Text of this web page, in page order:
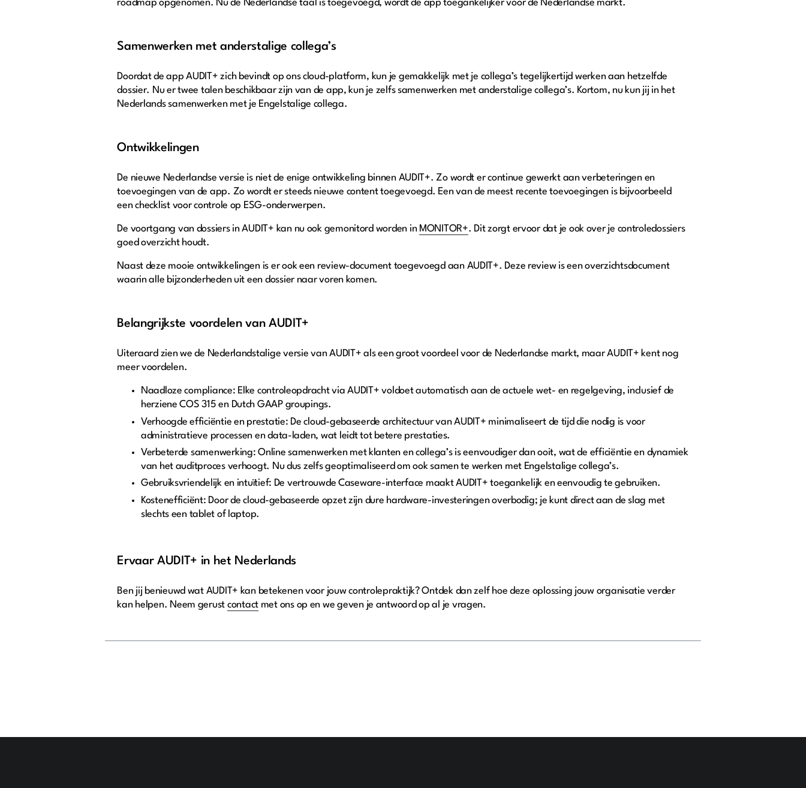
roadmap opgenomen. Nu de Nederlandse taal is toegevoegd, wordt de app toegankelijker voor de Nederlandse markt.
Samenwerken met anderstalige collega’s
Doordat de app AUDIT+ zich bevindt op ons cloud-platform, kun je gemakkelijk met je collega’s tegelijkertijd werken aan hetzelfde
dossier. Nu er twee talen beschikbaar zijn van de app, kun je zelfs samenwerken met anderstalige collega’s. Kortom, nu kun jij in het
Nederlands samenwerken met je Engelstalige collega.
Ontwikkelingen
De nieuwe Nederlandse versie is niet de enige ontwikkeling binnen AUDIT+. Zo wordt er continue gewerkt aan verbeteringen en
toevoegingen van de app. Zo wordt er steeds nieuwe content toegevoegd. Een van de meest recente toevoegingen is bijvoorbeeld
een checklist voor controle op ESG-onderwerpen.
De voortgang van dossiers in AUDIT+ kan nu ook gemonitord worden in MONITOR+. Dit zorgt ervoor dat je ook over je controledossiers
goed overzicht houdt.
Naast deze mooie ontwikkelingen is er ook een review-document toegevoegd aan AUDIT+. Deze review is een overzichtsdocument
waarin alle bijzonderheden uit een dossier naar voren komen.
Belangrijkste voordelen van AUDIT+
Uiteraard zien we de Nederlandstalige versie van AUDIT+ als een groot voordeel voor de Nederlandse markt, maar AUDIT+ kent nog
meer voordelen.
Naadloze compliance: Elke controleopdracht via AUDIT+ voldoet automatisch aan de actuele wet- en regelgeving, inclusief de
herziene COS 315 en Dutch GAAP groupings.
Verhoogde efficiëntie en prestatie: De cloud-gebaseerde architectuur van AUDIT+ minimaliseert de tijd die nodig is voor
administratieve processen en data-laden, wat leidt tot betere prestaties.
Verbeterde samenwerking: Online samenwerken met klanten en collega’s is eenvoudiger dan ooit, wat de efficiëntie en dynamiek
van het auditproces verhoogt. Nu dus zelfs geoptimaliseerd om ook samen te werken met Engelstalige collega’s.
Gebruiksvriendelijk en intuïtief: De vertrouwde Caseware-interface maakt AUDIT+ toegankelijk en eenvoudig te gebruiken.
Kostenefficiënt: Door de cloud-gebaseerde opzet zijn dure hardware-investeringen overbodig; je kunt direct aan de slag met
slechts een tablet of laptop.
Ervaar AUDIT+ in het Nederlands
Ben jij benieuwd wat AUDIT+ kan betekenen voor jouw controlepraktijk? Ontdek dan zelf hoe deze oplossing jouw organisatie verder
kan helpen. Neem gerust contactmet ons op en we geven je antwoord op al je vragen.